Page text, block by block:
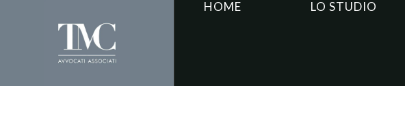
HOME LO STUDIO